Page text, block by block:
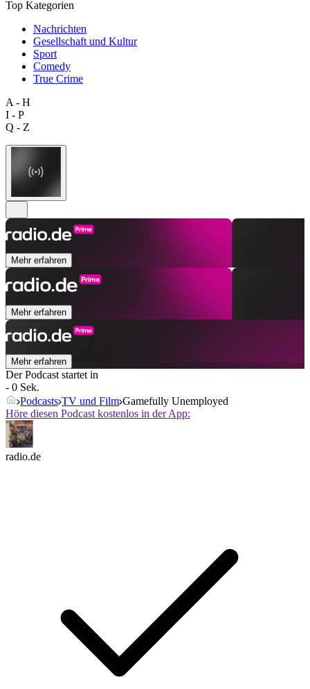
Top Kategorien
Nachrichten
Gesellschaft und Kultur
Sport
Comedy
True Crime
A - H
I - P
Q - Z
Mehr erfahren
Mehr erfahren
Mehr erfahren
Der Podcast startet in
- 0 Sek.
Podcasts TV und Film Gamefully Unemployed
Höre diesen Podcast kostenlos in der App:
radio.de